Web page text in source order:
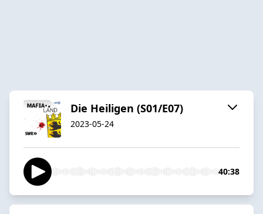
Die Heiligen (S01/E07)
2023-05-24
40:38